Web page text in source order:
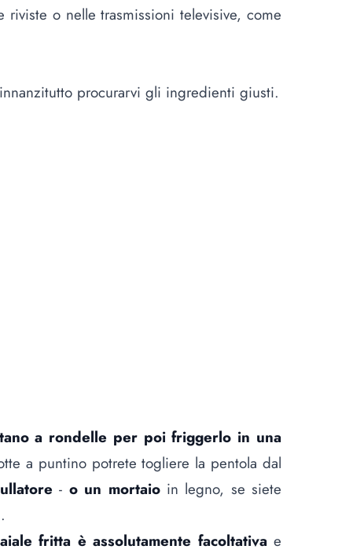
o nelle trasmissioni televisive, come
procurarvi gli ingredienti giusti.
a rondelle per poi friggerlo in una
a puntino potrete togliere la pentola dal
- o un mortaioin legno, se siete
fritta è assolutamente facoltativa e